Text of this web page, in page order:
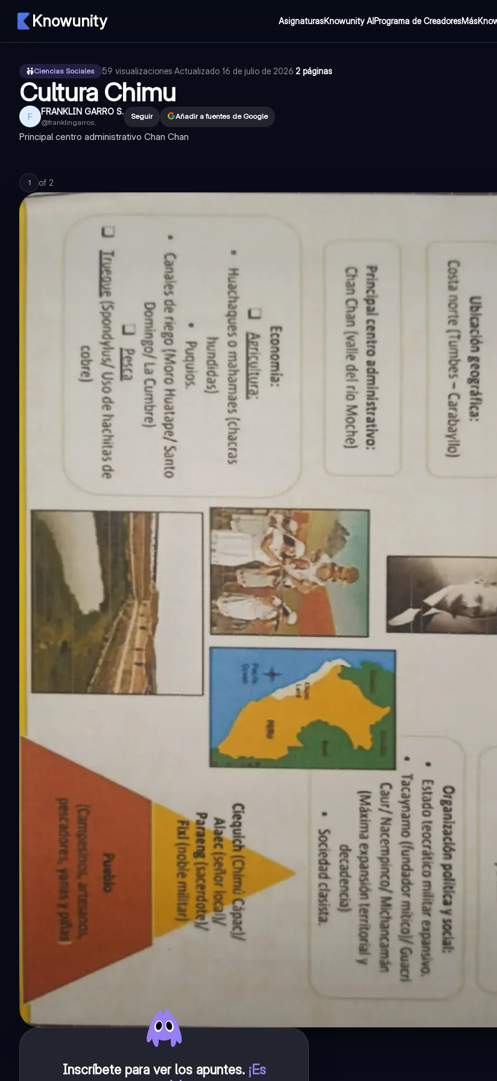
Knowunity AsignaturasKnowunity AIPrograma de CreadoresMás
Ciencias Sociales 59 visualizaciones·Actualizado 16 de julio de 2026·2 páginas
Cultura Chimu
F FRANKLIN GARRO S.
@franklingarros.
Seguir Añadir a fuentes de Google
Principal centro administrativo Chan Chan
1 of 2
Inscríbete para ver los apuntes. ¡Es